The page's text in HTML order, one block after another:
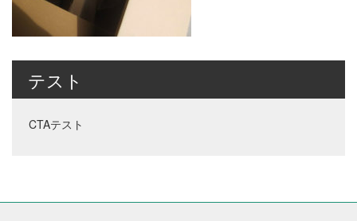
テスト
CTAテスト